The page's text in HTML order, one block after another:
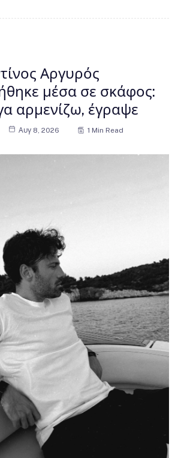
Αργυρός
μέσα σε σκάφος:
αρμενίζω, έγραψε
Αυγ 8, 2026 1 Min Read